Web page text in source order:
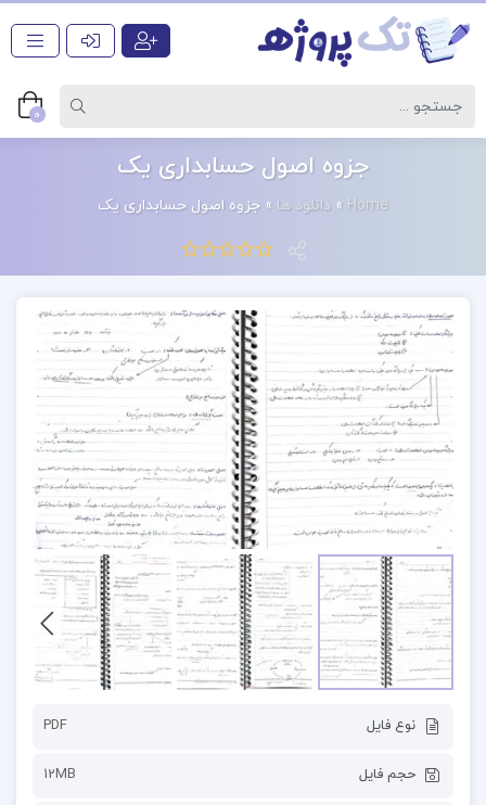
0
جزوه اصول حسابداری یک
Home
» دانلود ها » جزوه اصول حسابداری یک
نوع فایل PDF
حجم فایل 12MB